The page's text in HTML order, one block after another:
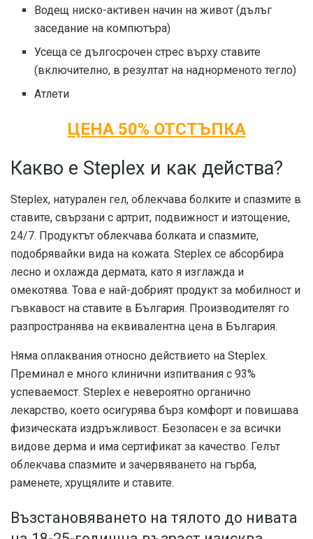
Водещ ниско-активен начин на живот (дълъг
заседание на компютъра)
Усеща се дългосрочен стрес върху ставите
(включително, в резултат на наднорменото тегло)
Атлети
ЦЕНА 50% ОТСТЪПКА
Какво е Steplex и как действа?
Steplex, натурален гел, облекчава болките и спазмите в
ставите, свързани с артрит, подвижност и изтощение,
24/7. Продуктът облекчава болката и спазмите,
подобрявайки вида на кожата. Steplex се абсорбира
лесно и охлажда дермата, като я изглажда и
омекотява. Това е най-добрият продукт за мобилност и
гъвкавост на ставите в България. Производителят го
разпространява на еквивалентна цена в България.
Няма оплаквания относно действието на Steplex.
Преминал е много клинични изпитвания с 93%
успеваемост. Steplex е невероятно органично
лекарство, което осигурява бърз комфорт и повишава
физическата издръжливост. Безопасен е за всички
видове дерма и има сертификат за качество. Гелът
облекчава спазмите и зачервяването на гърба,
раменете, хрущялите и ставите.
Възстановяването на тялото до нивата